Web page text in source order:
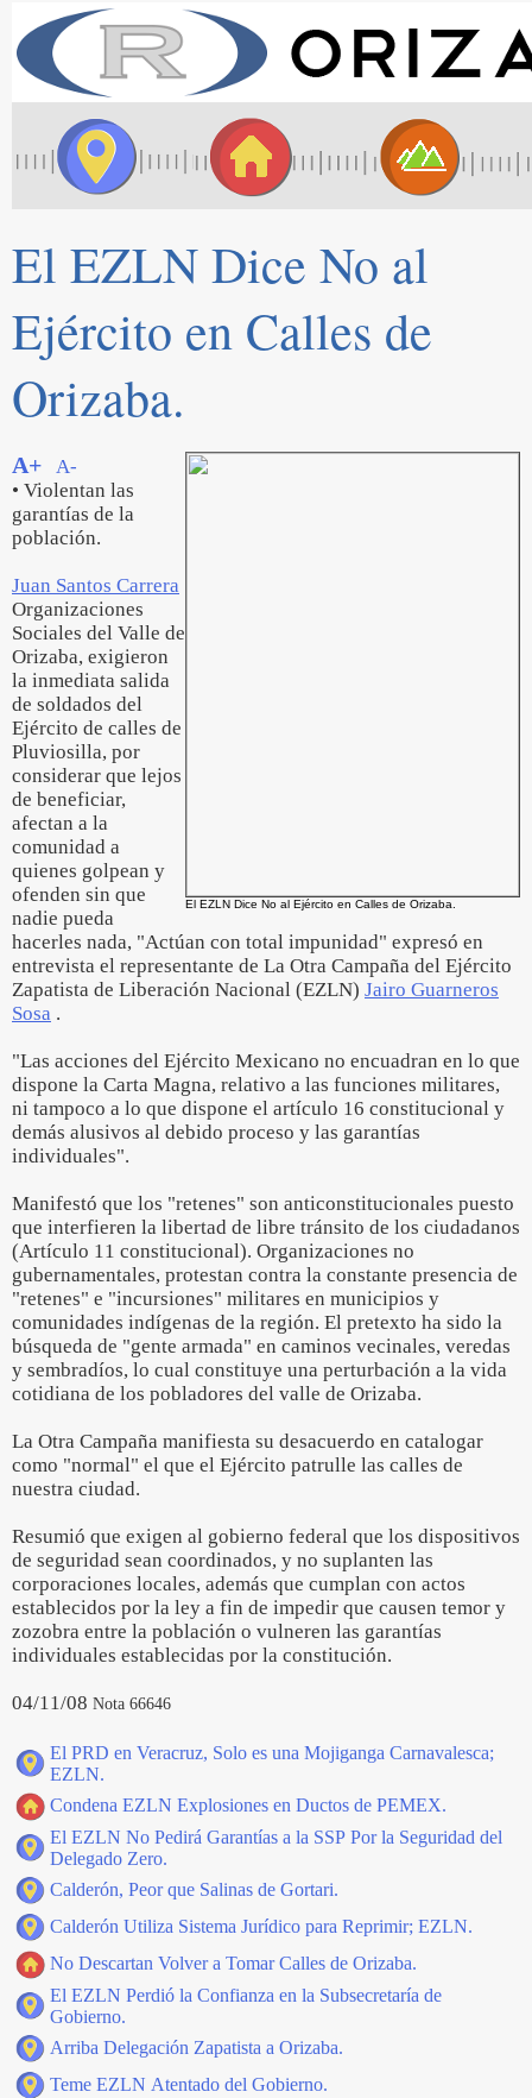
El EZLN Dice No al
Ejército en Calles de
Orizaba.
El EZLN Dice No al Ejército en Calles de Orizaba.
A+
A-
• Violentan las
garantías de la
población.
Juan Santos Carrera
Organizaciones
Sociales del Valle de
Orizaba, exigieron
la inmediata salida
de soldados del
Ejército de calles de
Pluviosilla, por
considerar que lejos
de beneficiar,
afectan a la
comunidad a
quienes golpean y
ofenden sin que
nadie pueda
hacerles nada, "Actúan con total impunidad" expresó en
entrevista el representante de La Otra Campaña del Ejército
Zapatista de Liberación Nacional (EZLN) Jairo Guarneros
Sosa .
"Las acciones del Ejército Mexicano no encuadran en lo que
dispone la Carta Magna, relativo a las funciones militares,
ni tampoco a lo que dispone el artículo 16 constitucional y
demás alusivos al debido proceso y las garantías
individuales".
Manifestó que los "retenes" son anticonstitucionales puesto
que interfieren la libertad de libre tránsito de los ciudadanos
(Artículo 11 constitucional). Organizaciones no
gubernamentales, protestan contra la constante presencia de
"retenes" e "incursiones" militares en municipios y
comunidades indígenas de la región. El pretexto ha sido la
búsqueda de "gente armada" en caminos vecinales, veredas
y sembradíos, lo cual constituye una perturbación a la vida
cotidiana de los pobladores del valle de Orizaba.
La Otra Campaña manifiesta su desacuerdo en catalogar
como "normal" el que el Ejército patrulle las calles de
nuestra ciudad.
Resumió que exigen al gobierno federal que los dispositivos
de seguridad sean coordinados, y no suplanten las
corporaciones locales, además que cumplan con actos
establecidos por la ley a fin de impedir que causen temor y
zozobra entre la población o vulneren las garantías
individuales establecidas por la constitución.
04/11/08 Nota 66646
El PRD en Veracruz, Solo es una Mojiganga Carnavalesca;
EZLN.
Condena EZLN Explosiones en Ductos de PEMEX.
El EZLN No Pedirá Garantías a la SSP Por la Seguridad del
Delegado Zero.
Calderón, Peor que Salinas de Gortari.
Calderón Utiliza Sistema Jurídico para Reprimir; EZLN.
No Descartan Volver a Tomar Calles de Orizaba.
El EZLN Perdió la Confianza en la Subsecretaría de
Gobierno.
Arriba Delegación Zapatista a Orizaba.
Teme EZLN Atentado del Gobierno.